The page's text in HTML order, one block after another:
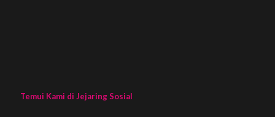
Temui Kami di Jejaring Sosial